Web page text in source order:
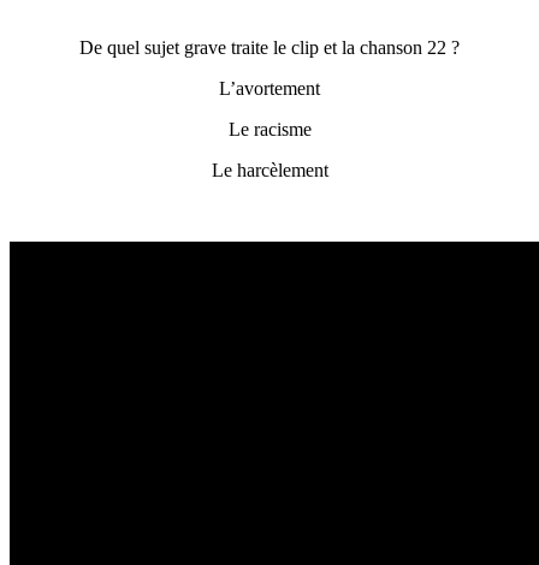
De quel sujet grave traite le clip et la chanson 22 ?
L’avortement
Le racisme
Le harcèlement